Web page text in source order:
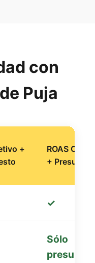
con
Puja
+
ROAS
+
✓
Sólo